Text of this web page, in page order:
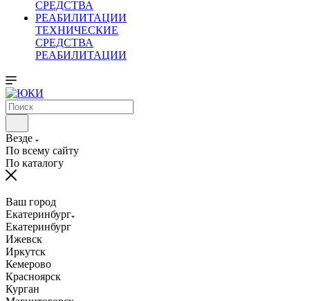
ТЕХНИЧЕСКИЕ
СРЕДСТВА
РЕАБИЛИТАЦИИ
Везде
По всему сайту
По каталогу
Ваш город
Екатеринбург
Екатеринбург
Ижевск
Иркутск
Кемерово
Красноярск
Курган